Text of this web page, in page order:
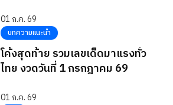
01 ก.ค. 69
บทความแนะนำ
โค้งสุดท้าย รวมเลขเด็ดมาแรงทั่ว
ไทย งวดวันที่ 1 กรกฎาคม 69
01 ก.ค. 69